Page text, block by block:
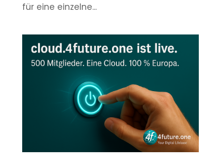
für eine einzelne...